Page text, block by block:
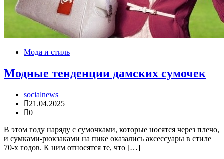
Мода и стиль
Модные тенденции дамских сумочек
socialnews
21.04.2025
0
В этом году наряду с сумочками, которые носятся через плечо,
и сумками-рюкзаками на пике оказались аксессуары в стиле
70-х годов. К ним относятся те, что […]